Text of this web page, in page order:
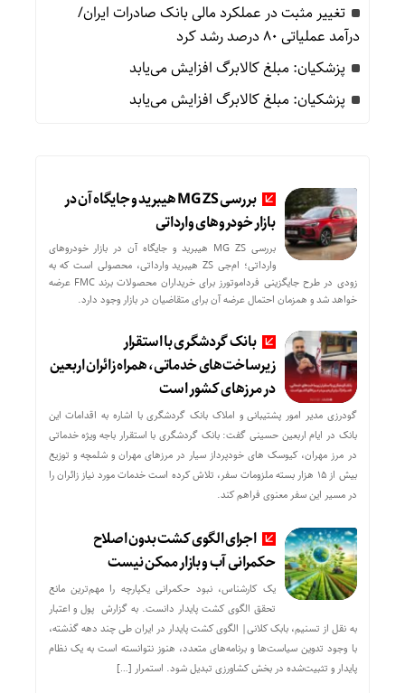
تغییر مثبت در عملکرد مالی بانک صادرات ایران/
درآمد عملیاتی 80 درصد رشد کرد
پزشکیان: مبلغ کالابرگ افزایش می‌یابد
پزشکیان: مبلغ کالابرگ افزایش می‌یابد
بررسی MG ZS هیبرید و جایگاه آن در
بازار خودروهای وارداتی
بررسی MG ZS هیبرید و جایگاه آن در بازار خودروهای
وارداتی؛ ام‌جی ZS هیبرید وارداتی، محصولی است که به
زودی در طرح جایگزینی فرداموتورز برای خریداران محصولات برند FMC عرضه
خواهد شد و همزمان احتمال عرضه آن برای متقاضیان در بازار وجود دارد.
بانک گردشگری با استقرار
زیرساخت‌های خدماتی، همراه زائران اربعین
در مرزهای کشور است
گودرزی مدیر امور پشتیبانی و املاک بانک گردشگری با اشاره به اقدامات این
بانک در ایام اربعین حسینی گفت: بانک گردشگری با استقرار باجه ویژه خدماتی
در مرز مهران، کیوسک های خودپرداز سیار در مرزهای مهران و شلمچه و توزیع
بیش از ۱۵ هزار بسته ملزومات سفر، تلاش کرده است خدمات مورد نیاز زائران را
در مسیر این سفر معنوی فراهم کند.
اجرای الگوی کشت بدون اصلاح
حکمرانی آب و بازار ممکن نیست
یک کارشناس، نبود حکمرانی یکپارچه را مهم‌ترین مانع
تحقق الگوی کشت پایدار دانست. به گزارش پول و اعتبار
به نقل از تسنیم، بابک کلانی| الگوی کشت پایدار در ایران طی چند دهه گذشته،
با وجود تدوین سیاست‌ها و برنامه‌های متعدد، هنوز نتوانسته است به یک نظام
پایدار و تثبیت‌شده در بخش کشاورزی تبدیل شود. استمرار […]